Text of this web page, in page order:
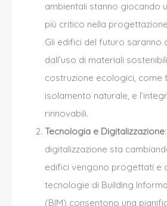
ambientali stanno giocando
più critico nella
Gli edifici del futuro saranno
dall’uso di materiali
costruzione ecologici, come
isolamento naturale, e
rinnovabili.
Tecnologia e Digitalizzazione
digitalizzazione sta
edifici vengono progettati e
tecnologie di Building
(BIM) consentono una